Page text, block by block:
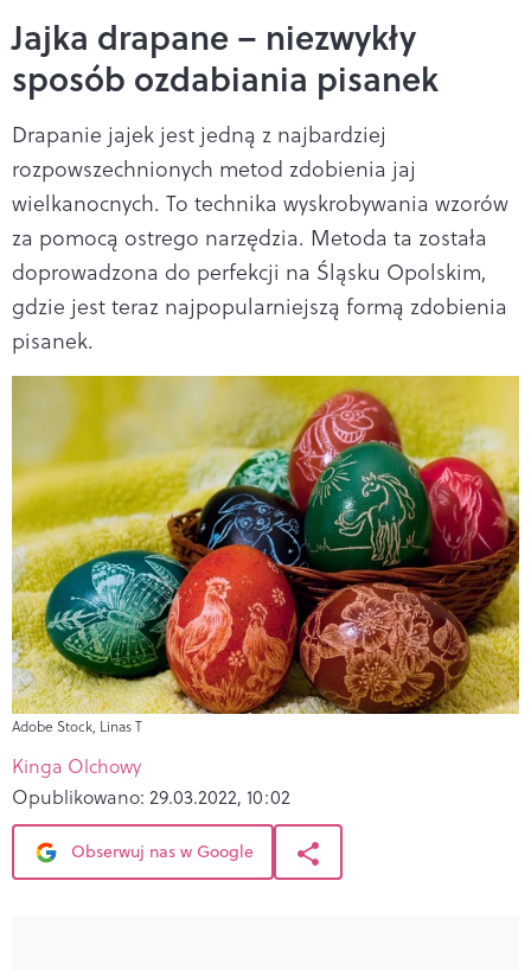
Jajka drapane – niezwykły
sposób ozdabiania pisanek
Drapanie jajek jest jedną z najbardziej
rozpowszechnionych metod zdobienia jaj
wielkanocnych. To technika wyskrobywania wzorów
za pomocą ostrego narzędzia. Metoda ta została
doprowadzona do perfekcji na Śląsku Opolskim,
gdzie jest teraz najpopularniejszą formą zdobienia
pisanek.
Adobe Stock, Linas T
Kinga Olchowy
Opublikowano: 29.03.2022, 10:02
Obserwuj nas w Google